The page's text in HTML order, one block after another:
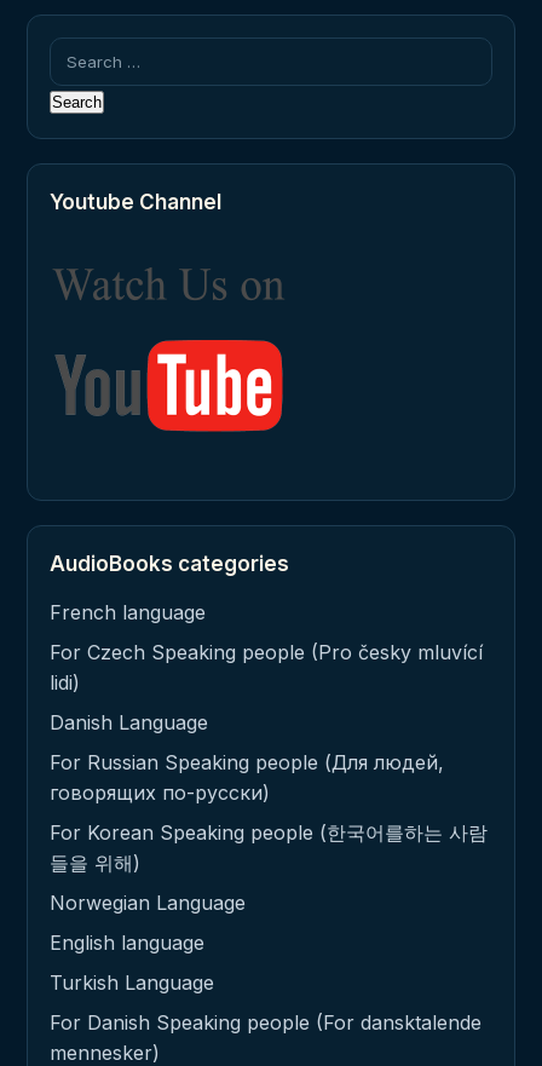
Search
for:
Youtube Channel
AudioBooks categories
French language
For Czech Speaking people (Pro česky mluvící
lidi)
Danish Language
For Russian Speaking people (Для людей,
говорящих по-русски)
For Korean Speaking people (한국어를하는 사람
들을 위해)
Norwegian Language
English language
Turkish Language
For Danish Speaking people (For dansktalende
mennesker)